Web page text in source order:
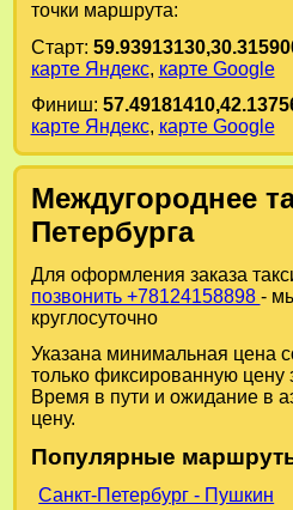
точки маршрута:
Старт:
карте Яндекс, карте Google
Финиш:
карте Яндекс, карте Google
Междугороднее
Петербурга
Для оформления заказа
позвонить +78124158898 -
круглосуточно
Указана минимальная цена
только фиксированную цену
Время в пути и ожидание в
цену.
Популярные
Санкт-Петербург - Пушкин